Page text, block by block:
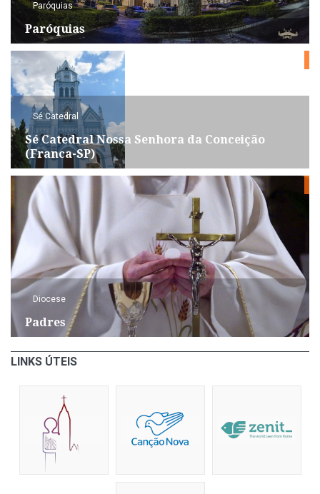
Paróquias
Paróquias
Sé Catedral
Sé Catedral Nossa Senhora da Conceição
(Franca-SP)
Diocese
Padres
LINKS ÚTEIS